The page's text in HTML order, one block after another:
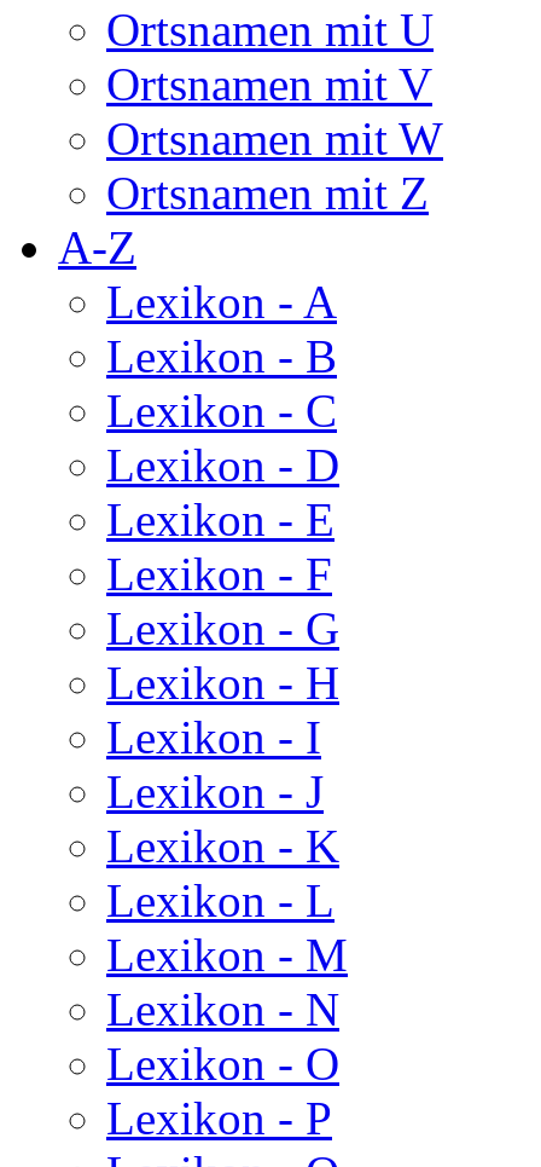
Ortsnamen mit U
Ortsnamen mit V
Ortsnamen mit W
Ortsnamen mit Z
A-Z
Lexikon - A
Lexikon - B
Lexikon - C
Lexikon - D
Lexikon - E
Lexikon - F
Lexikon - G
Lexikon - H
Lexikon - I
Lexikon - J
Lexikon - K
Lexikon - L
Lexikon - M
Lexikon - N
Lexikon - O
Lexikon - P